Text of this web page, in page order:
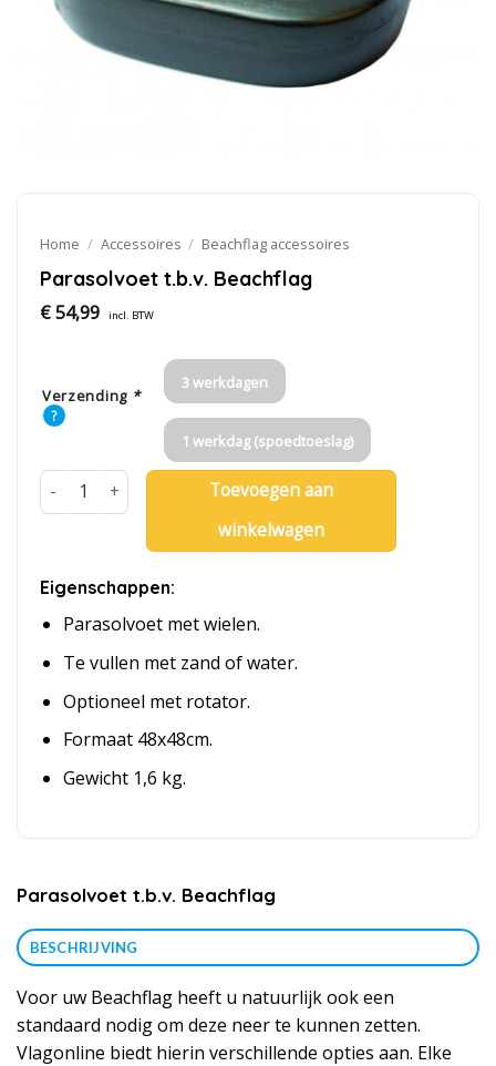
Home / Accessoires / Beachflag accessoires
Parasolvoet t.b.v. Beachflag
€54,99 incl. BTW
Verzending *
?
3 werkdagen
1 werkdag (spoedtoeslag)
Parasolvoet t.b.v. Beachflag aantal
Toevoegen aan
winkelwagen
Eigenschappen:
Parasolvoet met wielen.
Te vullen met zand of water.
Optioneel met rotator.
Formaat 48x48cm.
Gewicht 1,6 kg.
Parasolvoet t.b.v. Beachflag
BESCHRIJVING
Voor uw Beachflag heeft u natuurlijk ook een
standaard nodig om deze neer te kunnen zetten.
Vlagonline biedt hierin verschillende opties aan. Elke